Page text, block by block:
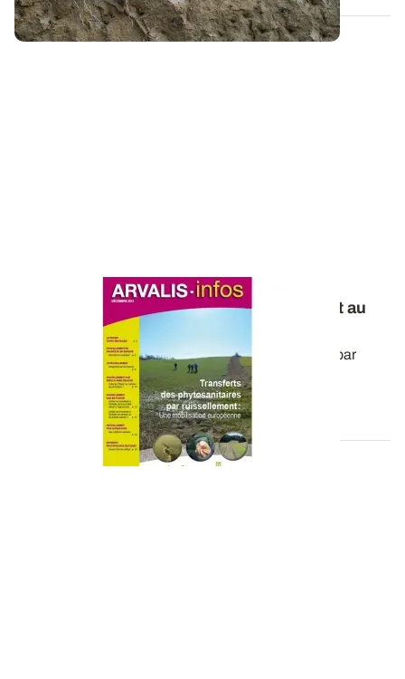
Les transferts de phytos par ruissellement au
coeur d'une problématique européenne
Réduire les risques de transferts de produits phyto par
ruissellement, tel était l...